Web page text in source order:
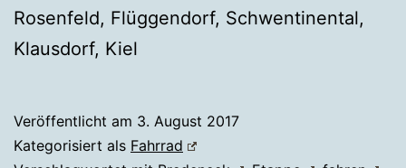
Rosenfeld, Flüggendorf, Schwentinental,
Klausdorf, Kiel
Veröffentlicht am 3. August 2017
Kategorisiert als Fahrrad